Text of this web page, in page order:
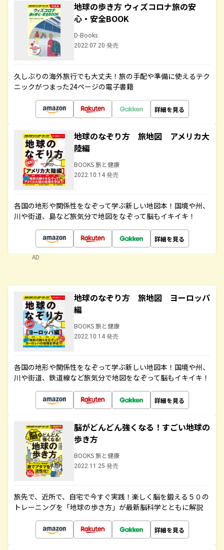
地球の歩き方 ウィズコロナ旅の安
心・安全BOOK
D-Books
2022.07.20 発売
久しぶりの海外旅行でも大丈夫！旅の手配や準備に使えるテク
ニックがつまった24ページの電子書籍
詳細を見る
地球のなぞり方 旅地図 アメリカ大
陸編
BOOKS 旅と健康
2022.10.14 発売
各国の地形や関係性をなぞって学ぶ新しい地図本！国境や州、
川や街道、島など旅気分で地図をなぞって脳もイキイキ！
詳細を見る
AD
地球のなぞり方 旅地図 ヨーロッパ
編
BOOKS 旅と健康
2022.10.14 発売
各国の地形や関係性をなぞって学ぶ新しい地図本！国境や州、
川や街道、鉄道線など旅気分で地図をなぞって脳もイキイキ！
詳細を見る
脳がどんどん強くなる！すごい地球の
歩き方
BOOKS 旅と健康
2022.11.25 発売
旅先で、近所で、自宅で今すぐ実践！楽しく脳を鍛える５０の
トレーニングを「地球の歩き方」が最新脳科学とともに解説
詳細を見る